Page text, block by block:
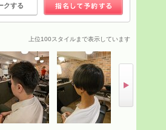
クする
上位100スタイルまで表示しています